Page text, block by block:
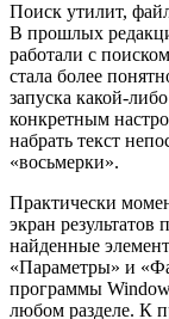
Поиск утилит,
В прошлых
работали с
стала более
запуска какой-
конкретным
набрать текст
«восьмерки».
Практически
экран результатов
найденные
«Параметры» и
программы
любом разделе. К